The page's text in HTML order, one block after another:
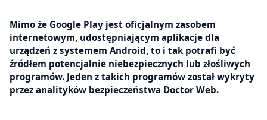
Mimo że Google Play jest oficjalnym zasobem
internetowym, udostępniającym aplikacje dla
urządzeń z systemem Android, to i tak potrafi być
źródłem potencjalnie niebezpiecznych lub złośliwych
programów. Jeden z takich programów został wykryty
przez analityków bezpieczeństwa Doctor Web.